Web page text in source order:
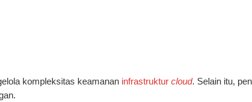
kompleksitas keamanan infrastruktur cloud. Selain itu,